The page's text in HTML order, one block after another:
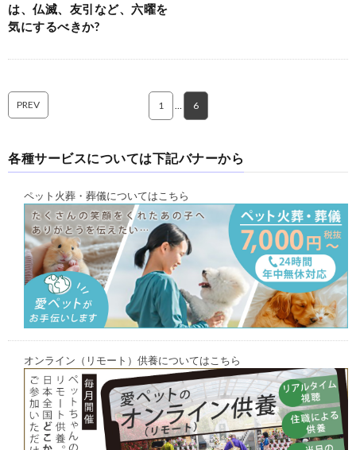
は、仏滅、友引など、六曜を
気にするべきか?
PREV 1 6
各種サービスについては下記バナーから
ペット火葬・葬儀についてはこちら
オンライン（リモート）供養についてはこちら